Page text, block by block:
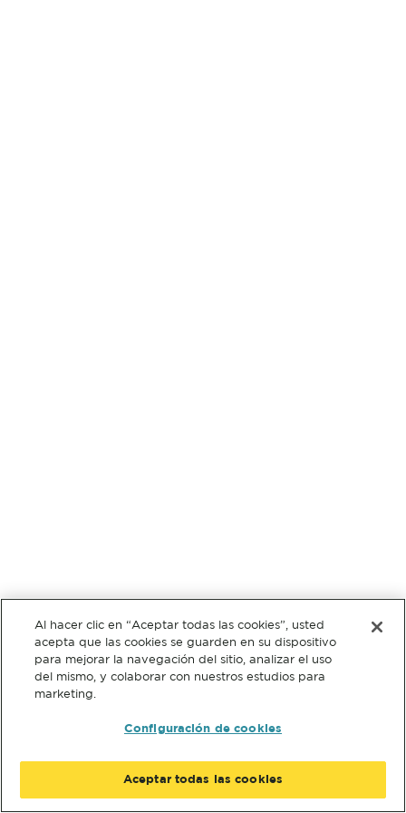
Al hacer clic en “Aceptar todas las cookies”, usted
acepta que las cookies se guarden en su dispositivo
para mejorar la navegación del sitio, analizar el uso
del mismo, y colaborar con nuestros estudios para
marketing.
Configuración de cookies
Aceptar todas las cookies